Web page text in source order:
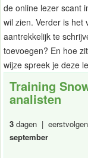
de online lezer scant
wil zien. Verder is het
aantrekkelijk te
toevoegen? En hoe
wijze spreek je deze
Training
analisten
3 dagen |
september